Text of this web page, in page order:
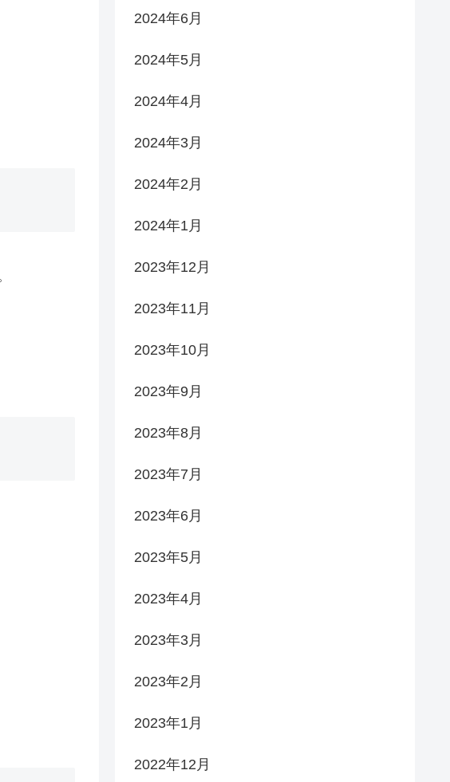
2024年6月
2024年5月
2024年4月
2024年3月
2024年2月
2024年1月
2023年12月
2023年11月
2023年10月
2023年9月
2023年8月
2023年7月
2023年6月
2023年5月
2023年4月
2023年3月
2023年2月
2023年1月
2022年12月